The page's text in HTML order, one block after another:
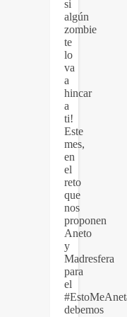
si
algún
zombie
te
lo
va
a
hincar
a
ti!
Este
mes,
en
el
reto
que
nos
proponen
Aneto
y
Madresfera
para
el
debemos